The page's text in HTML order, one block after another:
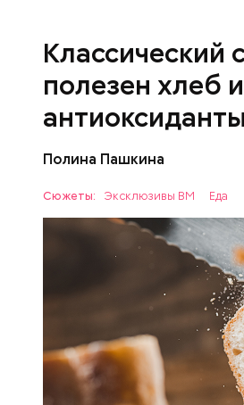
Классический
полезен хлеб
антиоксиданты
Полина Пашкина
Сюжеты: Эксклюзивы ВМ Еда
Ингредиенты:
— В дыне содержится
С одной стороны — это
помнить, что сладкими
арбузами, людям с
подчеркнула доктор.